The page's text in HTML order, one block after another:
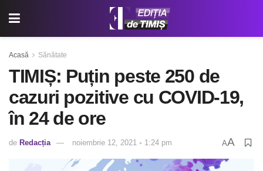
Acasă Sănătate
TIMIȘ: Puțin peste 250 de
cazuri pozitive cu COVID-19,
în 24 de ore
de Redacția noiembrie 12, 2021 ◦ 1:24 pm AA